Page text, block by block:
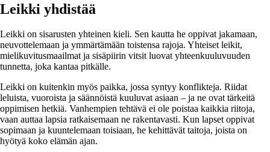
Leikki yhdistää
Leikki on sisarusten yhteinen kieli. Sen kautta he oppivat jakamaan,
neuvottelemaan ja ymmärtämään toistensa rajoja. Yhteiset leikit,
mielikuvitusmaailmat ja sisäpiirin vitsit luovat yhteenkuuluvuuden
tunnetta, joka kantaa pitkälle.
Leikki on kuitenkin myös paikka, jossa syntyy konflikteja. Riidat
leluista, vuoroista ja säännöistä kuuluvat asiaan – ja ne ovat tärkeitä
oppimisen hetkiä. Vanhempien tehtävä ei ole poistaa kaikkia riitoja,
vaan auttaa lapsia ratkaisemaan ne rakentavasti. Kun lapset oppivat
sopimaan ja kuuntelemaan toisiaan, he kehittävät taitoja, joista on
hyötyä koko elämän ajan.